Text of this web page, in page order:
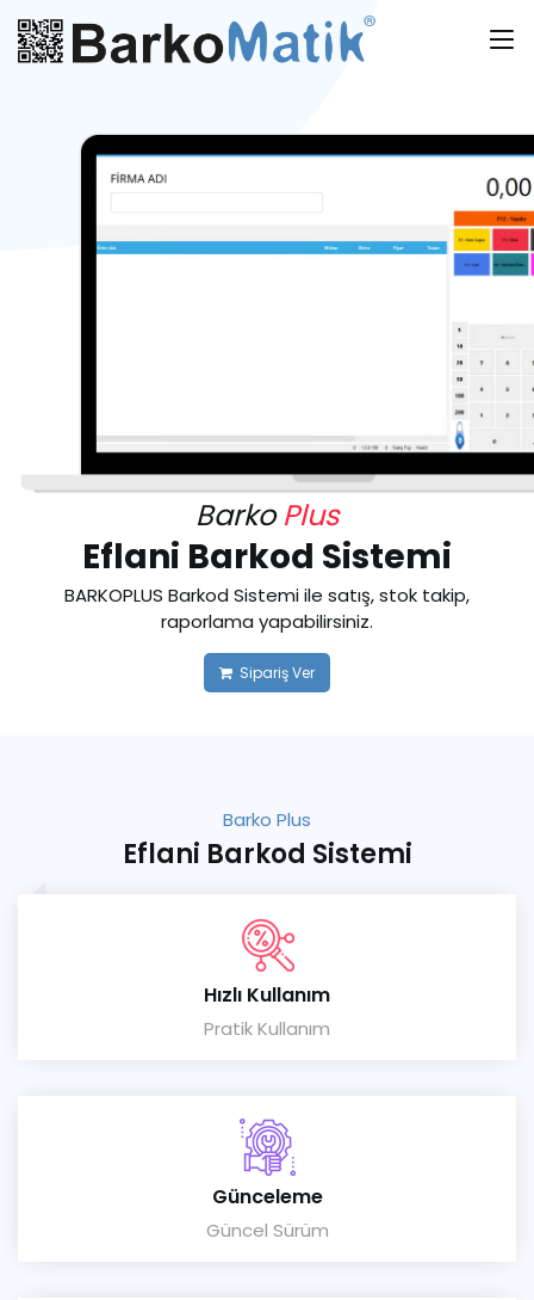
BarkoPlus
Eflani Barkod Sistemi
BARKOPLUS Barkod Sistemi ile satış, stok takip,
raporlama yapabilirsiniz.
Sipariş Ver
Barko Plus
Eflani Barkod Sistemi
Hızlı Kullanım
Pratik Kullanım
Günceleme
Güncel Sürüm